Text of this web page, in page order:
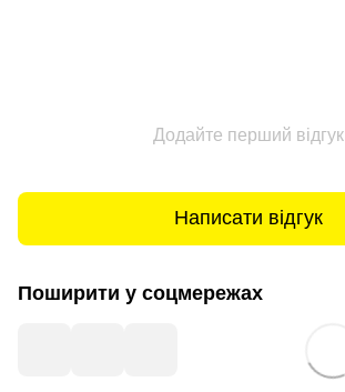
Додайте перший відгук
Написати відгук
Поширити у соцмережах